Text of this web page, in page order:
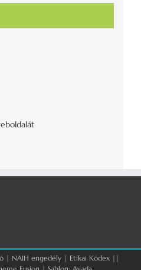
| NAIH engedély | Etikai Kódex ||